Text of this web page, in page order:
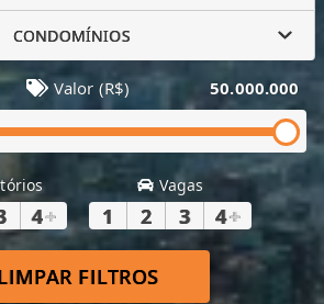
CONDOMÍNIOS
Valor (R$) 50.000.000
4+
Vagas
1 2 3 4+
FILTROS